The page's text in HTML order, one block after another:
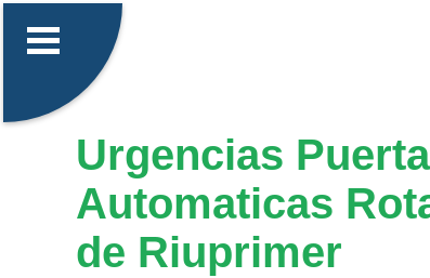
Urgencias
Automaticas
de Riuprimer